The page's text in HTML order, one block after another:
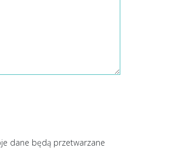
dane będą przetwarzane